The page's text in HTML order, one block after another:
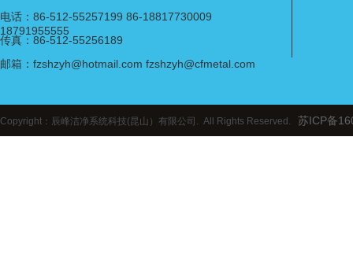
电话：86-512-55257199 86-18817730009
18791955555
传真：86-512-55256189
邮箱：fzshzyh@hotmail.com fzshzyh@cfmetal.com
Copyright：辰峰洁净系统科技(昆山）有限公司. All Rights Reserved. 苏ICP备